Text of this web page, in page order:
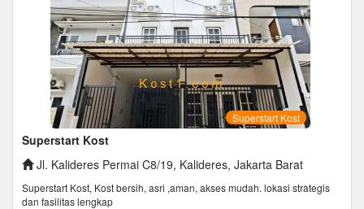
Superstart Kost
Superstart Kost
Jl. Kalideres Permai C8/19, Kalideres, Jakarta Barat
Superstart Kost, Kost bersih, asri ,aman, akses mudah. lokasi strategis
dan fasilitas lengkap